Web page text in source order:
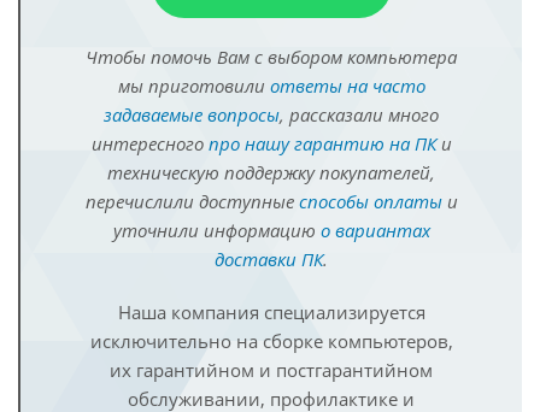
Чтобы помочь Вам с выбором компьютера
мы приготовили ответы на часто
задаваемые вопросы, рассказали много
интересного про нашу гарантию на ПКи
техническую поддержку покупателей,
перечислили доступные способы оплатыи
уточнили информацию о вариантах
доставки ПК.
Наша компания специализируется
исключительно на сборке компьютеров,
их гарантийном и постгарантийном
обслуживании, профилактике и